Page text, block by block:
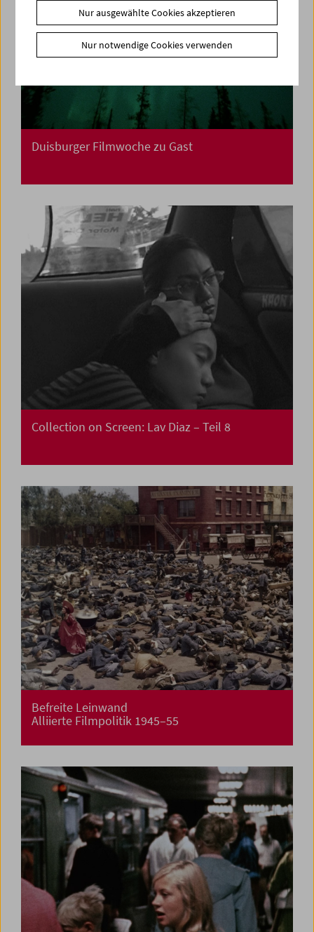
Duisburger Filmwoche zu Gast
Collection on Screen: Lav Diaz – Teil 8
Befreite Leinwand
Alliierte Filmpolitik 1945–55
Nur ausgewählte Cookies akzeptieren
Nur notwendige Cookies verwenden